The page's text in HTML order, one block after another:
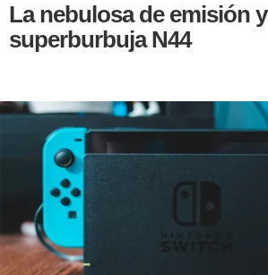
La nebulosa de emisión y
superburbuja N44